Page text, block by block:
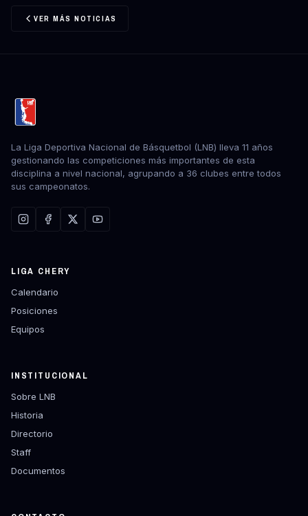
VER MÁS NOTICIAS
La Liga Deportiva Nacional de Básquetbol (LNB) lleva 11 años
gestionando las competiciones más importantes de esta
disciplina a nivel nacional, agrupando a 36 clubes entre todos
sus campeonatos.
LIGA CHERY
Calendario
Posiciones
Equipos
INSTITUCIONAL
Sobre LNB
Historia
Directorio
Staff
Documentos